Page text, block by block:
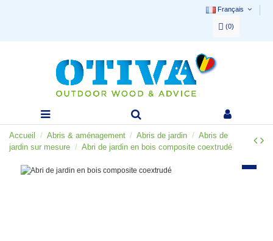
Français
(0)
Accueil Abris & aménagement Abris de jardin
Abris de
jardin sur mesure
Abri de jardin en bois composite coextrudé